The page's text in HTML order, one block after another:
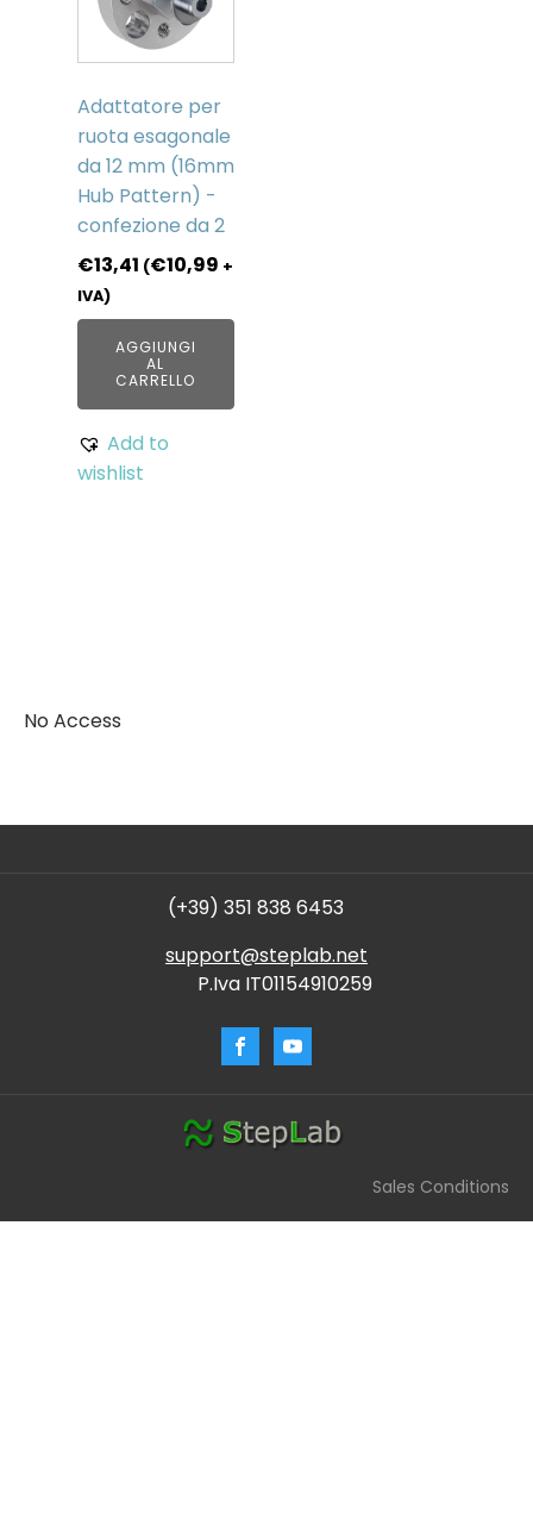
Adattatore per
ruota esagonale
da 12 mm (16mm
Hub Pattern) -
confezione da 2
€13,41 (€10,99 +
IVA)
AGGIUNGI
AL
CARRELLO
Add to
wishlist
No Access
(+39) 351 838 6453
support@steplab.net
P.Iva IT01154910259
Sales Conditions